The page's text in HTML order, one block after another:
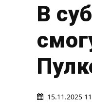
В
15.11.2025